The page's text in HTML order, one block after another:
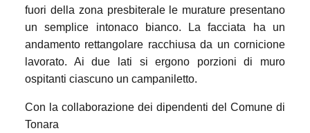
fuori della zona presbiterale le murature presentano
un semplice intonaco bianco. La facciata ha un
andamento rettangolare racchiusa da un cornicione
lavorato. Ai due lati si ergono porzioni di muro
ospitanti ciascuno un campaniletto.
Con la collaborazione dei dipendenti del Comune di
Tonara